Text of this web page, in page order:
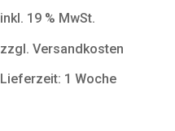
inkl. 19 % MwSt.
zzgl. Versandkosten
Lieferzeit: 1 Woche